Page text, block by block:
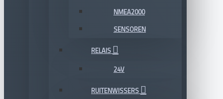
NMEA2000
SENSOREN
RELAIS
24V
RUITENWISSERS